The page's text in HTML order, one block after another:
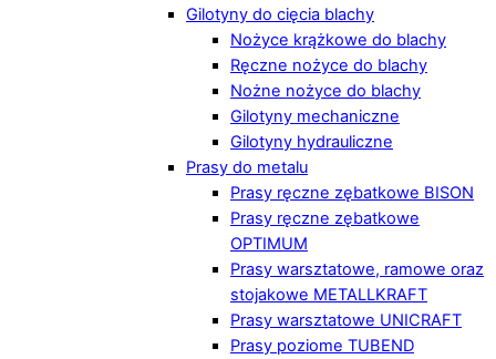
Gilotyny do cięcia blachy
Nożyce krążkowe do blachy
Ręczne nożyce do blachy
Nożne nożyce do blachy
Gilotyny mechaniczne
Gilotyny hydrauliczne
Prasy do metalu
Prasy ręczne zębatkowe BISON
Prasy ręczne zębatkowe
OPTIMUM
Prasy warsztatowe, ramowe oraz
stojakowe METALLKRAFT
Prasy warsztatowe UNICRAFT
Prasy poziome TUBEND